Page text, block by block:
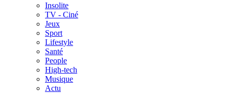
Insolite
TV - Ciné
Jeux
Sport
Lifestyle
Santé
People
High-tech
Musique
Actu